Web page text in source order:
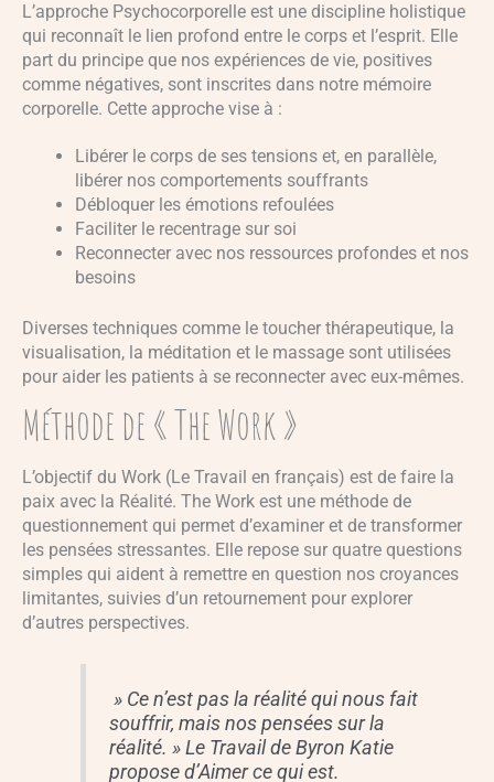
L’approche Psychocorporelle est une discipline holistique
qui reconnaît le lien profond entre le corps et l’esprit. Elle
part du principe que nos expériences de vie, positives
comme négatives, sont inscrites dans notre mémoire
corporelle. Cette approche vise à :
Libérer le corps de ses tensions et, en parallèle,
libérer nos comportements souffrants
Débloquer les émotions refoulées
Faciliter le recentrage sur soi
Reconnecter avec nos ressources profondes et nos
besoins
Diverses techniques comme le toucher thérapeutique, la
visualisation, la méditation et le massage sont utilisées
pour aider les patients à se reconnecter avec eux-mêmes.
Méthode de « The Work »
L’objectif du Work (Le Travail en français) est de faire la
paix avec la Réalité. The Work est une méthode de
questionnement qui permet d’examiner et de transformer
les pensées stressantes. Elle repose sur quatre questions
simples qui aident à remettre en question nos croyances
limitantes, suivies d’un retournement pour explorer
d’autres perspectives.
» Ce n’est pas la réalité qui nous fait
souffrir, mais nos pensées sur la
réalité. » Le Travail de Byron Katie
propose d’Aimer ce qui est.